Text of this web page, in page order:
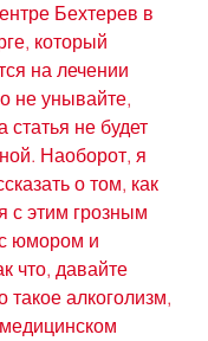
Бехтерев в
который
на лечении
не унывайте,
статья не будет
Наоборот, я
о том, как
с этим грозным
юмором и
что, давайте
такое алкоголизм,